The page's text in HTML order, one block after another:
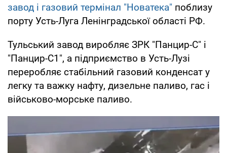
завод і газовий термінал "Новатека" поблизу
порту Усть-Луга Ленінградської області РФ.
Тульський завод виробляє ЗРК "Панцир-С" і
"Панцир-С1", а підприємство в Усть-Лузі
переробляє стабільний газовий конденсат у
легку та важку нафту, дизельне паливо, гас і
військово-морське паливо.